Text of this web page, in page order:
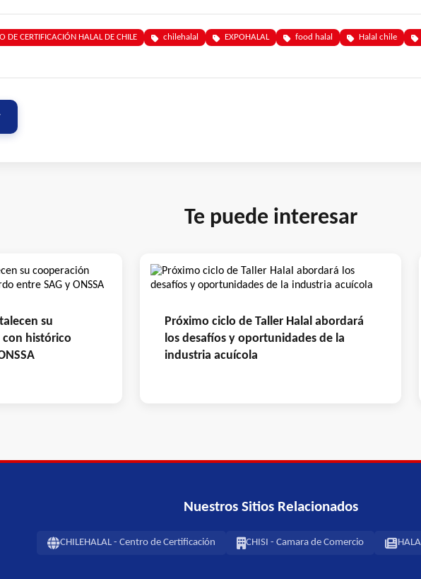
DE CERTIFICACIÓN HALAL DE CHILE chilehalal EXPOHALAL food halal Halal chile
Te puede interesar
su
con histórico
Próximo ciclo de Taller Halal abordará
los desafíos y oportunidades de la
industria acuícola
Nuestros Sitios Relacionados
CHILEHALAL - Centro de Certificación CHISI - Camara de Comercio